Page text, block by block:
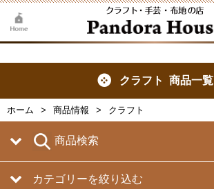
クラフト 商品一覧
ホーム 商品情報 クラフト
商品検索
カテゴリーを絞り込む